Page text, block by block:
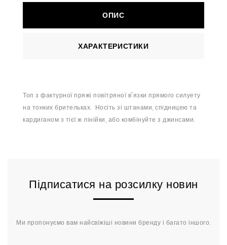
ОПИС
ХАРАКТЕРИСТИКИ
Топ з фактурної пряжі повітряної в'язки прямого силуету
на тонких брительках. Носіть зі штанами, спідницею та
кардиганом з тієї ж лінійки, або комбінуйте з джинсами.
Підписатися на розсилку новин
Ми пропонуємо вам найсвіжіші новини бренду і багато іншого.